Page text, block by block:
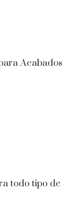
Acabados
todo tipo de